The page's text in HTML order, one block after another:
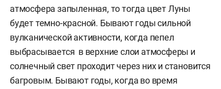
атмосфера запыленная, то тогда цвет Луны
будет темно-красной. Бывают годы сильной
вулканической активности, когда пепел
выбрасывается в верхние слои атмосферы и
солнечный свет проходит через них и становится
багровым. Бывают годы, когда во время